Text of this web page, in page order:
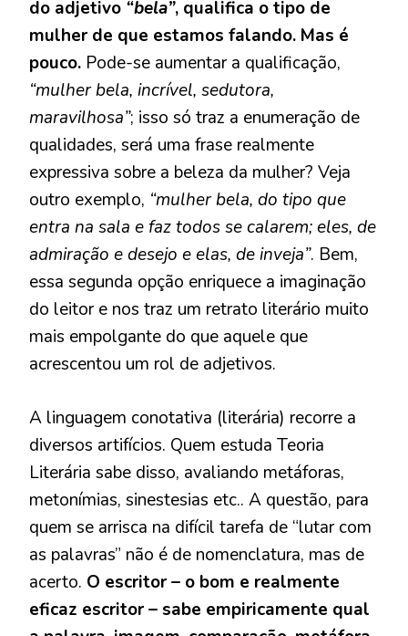
do adjetivo “bela”, qualifica o tipo de
mulher de que estamos falando. Mas é
pouco. Pode-se aumentar a qualificação,
“mulher bela, incrível, sedutora,
maravilhosa”; isso só traz a enumeração de
qualidades, será uma frase realmente
expressiva sobre a beleza da mulher? Veja
outro exemplo, “mulher bela, do tipo que
entra na sala e faz todos se calarem; eles, de
admiração e desejo e elas, de inveja”. Bem,
essa segunda opção enriquece a imaginação
do leitor e nos traz um retrato literário muito
mais empolgante do que aquele que
acrescentou um rol de adjetivos.
A linguagem conotativa (literária) recorre a
diversos artifícios. Quem estuda Teoria
Literária sabe disso, avaliando metáforas,
metonímias, sinestesias etc.. A questão, para
quem se arrisca na difícil tarefa de “lutar com
as palavras” não é de nomenclatura, mas de
acerto. O escritor – o bom e realmente
eficaz escritor – sabe empiricamente qual